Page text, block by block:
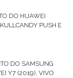
DO HUAWEI
PUSH E
DO SAMSUNG
Y7 (2019), VIVO